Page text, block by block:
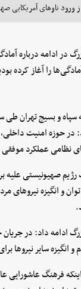
ورود ناوهای آمریکایی
را آغاز
سپاه و بسیج تهران
در حوزه امنیت
نظامی عملکرد
رژیم صهیونیستی
و انگیزه
ادامه داد: در
انگیزه سایر
فرهنگ عاشورایی